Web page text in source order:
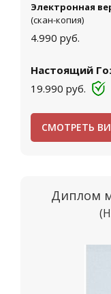
Электронная
(скан-копия)
4.990 руб.
Настоящий
19.990 руб.
СМОТРЕТЬ
Диплом